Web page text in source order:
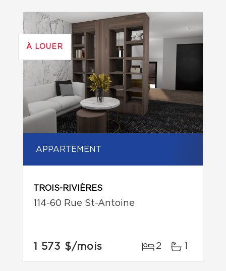
À LOUER
APPARTEMENT
TROIS-RIVIÈRES
114-60 Rue St-Antoine
1 573 $/mois 2 1